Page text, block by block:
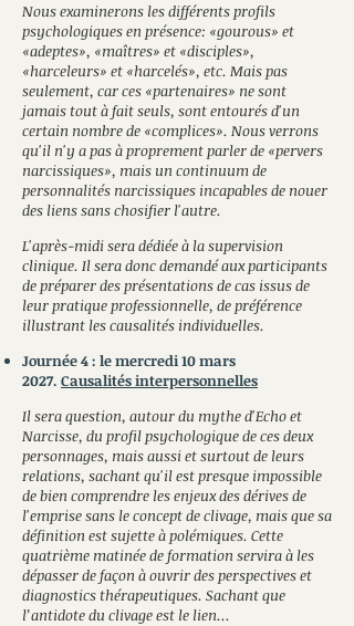
Nous examinerons les différents profils
psychologiques en présence: «gourous» et
«adeptes», «maîtres» et «disciples»,
«harceleurs» et «harcelés», etc. Mais pas
seulement, car ces «partenaires» ne sont
jamais tout à fait seuls, sont entourés d'un
certain nombre de «complices». Nous verrons
qu'il n'y a pas à proprement parler de «pervers
narcissiques», mais un continuum de
personnalités narcissiques incapables de nouer
des liens sanschosifier l'autre.
L'après-midi sera dédiée à la supervision
clinique. Il sera donc demandé aux participants
de préparer des présentations de cas issus de
leurpratique professionnelle, de préférence
illustrant les causalités individuelles.
Journée 4 : le mercredi 10 mars
2027. Causalités interpersonnelles
Il sera question, autour du mythe d'Echo et
Narcisse, du profil psychologique de ces deux
personnages, mais aussi et surtout de leurs
relations, sachant qu'il est presque impossible
de bien comprendre les enjeux des dérives de
l'emprise sans le concept de clivage, mais que sa
définition est sujette à polémiques. Cette
quatrième matinée de formation servira à les
dépasser de façon à ouvrir des perspectives et
diagnostics thérapeutiques. Sachant que
l’antidote du clivage est le lien...